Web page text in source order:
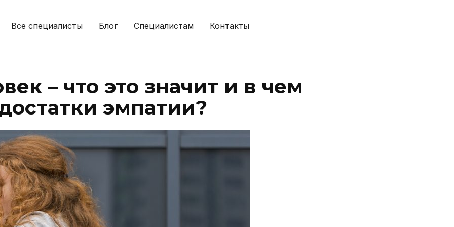
Все специалисты Блог Специалистам Контакты
– что это значит и в чем
эмпатии?